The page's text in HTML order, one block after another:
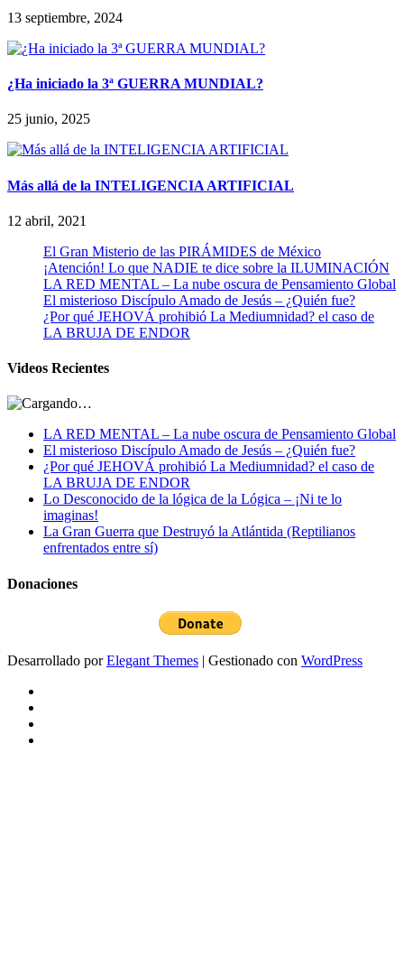
13 septiembre, 2024
¿Ha iniciado la 3ª GUERRA MUNDIAL?
25 junio, 2025
Más allá de la INTELIGENCIA ARTIFICIAL
12 abril, 2021
El Gran Misterio de las PIRÁMIDES de México
¡Atención! Lo que NADIE te dice sobre la ILUMINACIÓN
LA RED MENTAL – La nube oscura de Pensamiento Global
El misterioso Discípulo Amado de Jesús – ¿Quién fue?
¿Por qué JEHOVÁ prohibió La Mediumnidad? el caso de
LA BRUJA DE ENDOR
Videos Recientes
LA RED MENTAL – La nube oscura de Pensamiento Global
El misterioso Discípulo Amado de Jesús – ¿Quién fue?
¿Por qué JEHOVÁ prohibió La Mediumnidad? el caso de
LA BRUJA DE ENDOR
Lo Desconocido de la lógica de la Lógica – ¡Ni te lo
imaginas!
La Gran Guerra que Destruyó la Atlántida (Reptilianos
enfrentados entre sí)
Donaciones
Desarrollado porElegant Themes | Gestionado con WordPress